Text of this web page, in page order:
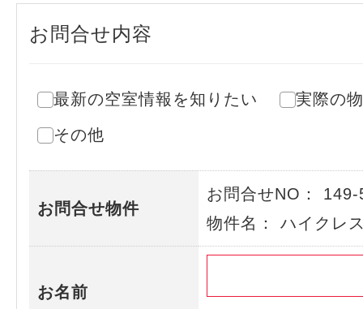
お問合せ内容
最新の空室情報を知りたい
実際の
その他
お問合せ物件
お問合せNO： 149-
物件名： ハイクレ
お名前